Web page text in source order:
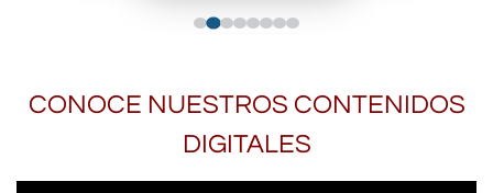
CONOCE NUESTROS CONTENIDOS
DIGITALES